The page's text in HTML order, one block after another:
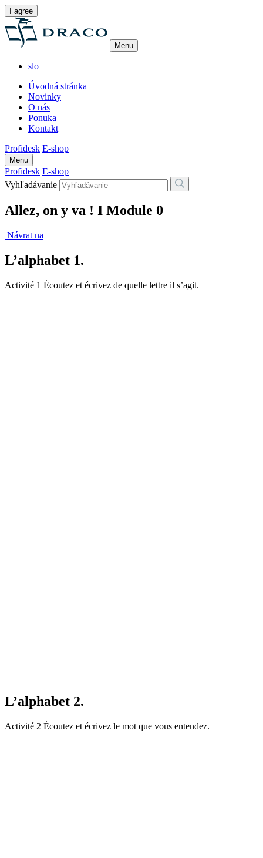
I agree
Menu
slo
Úvodná stránka
Novinky
O nás
Ponuka
Kontakt
Profidesk E-shop
Menu
Profidesk E-shop
Vyhľadávanie
Allez, on y va ! I Module 0
Návrat na
L’alphabet 1.
Activité 1 Écoutez et écrivez de quelle lettre il s’agit.
L’alphabet 2.
Activité 2 Écoutez et écrivez le mot que vous entendez.